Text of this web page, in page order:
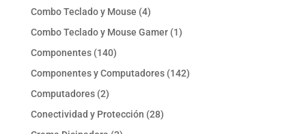
productos
Combo Teclado y Mouse 44
productos
Combo Teclado y Mouse Gamer 11
Componentes 140140
productos
Componentes y Computadores 142142
Computadores 22
productos
Conectividad y Protección 2828